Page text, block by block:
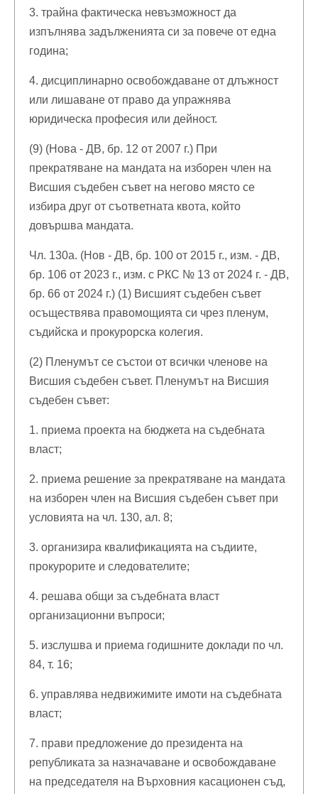
3. трайна фактическа невъзможност да
изпълнява задълженията си за повече от една
година;
4. дисциплинарно освобождаване от длъжност
или лишаване от право да упражнява
юридическа професия или дейност.
(9) (Нова - ДВ, бр. 12 от 2007 г.) При
прекратяване на мандата на изборен член на
Висшия съдебен съвет на негово място се
избира друг от съответната квота, който
довършва мандата.
Чл. 130а. (Нов - ДВ, бр. 100 от 2015 г., изм. - ДВ,
бр. 106 от 2023 г., изм. с РКС № 13 от 2024 г. - ДВ,
бр. 66 от 2024 г.) (1) Висшият съдебен съвет
осъществява правомощията си чрез пленум,
съдийска и прокурорска колегия.
(2) Пленумът се състои от всички членове на
Висшия съдебен съвет. Пленумът на Висшия
съдебен съвет:
1. приема проекта на бюджета на съдебната
власт;
2. приема решение за прекратяване на мандата
на изборен член на Висшия съдебен съвет при
условията на чл. 130, ал. 8;
3. организира квалификацията на съдиите,
прокурорите и следователите;
4. решава общи за съдебната власт
организационни въпроси;
5. изслушва и приема годишните доклади по чл.
84, т. 16;
6. управлява недвижимите имоти на съдебната
власт;
7. прави предложение до президента на
републиката за назначаване и освобождаване
на председателя на Върховния касационен съд,